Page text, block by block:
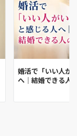
婚活で「いい人が
へ｜結婚できる人